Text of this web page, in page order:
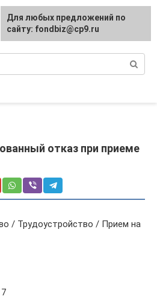
отказ при приеме
/ Трудоустройство / Прием на
Для любых предложений по
сайту: fondbiz@cp9.ru